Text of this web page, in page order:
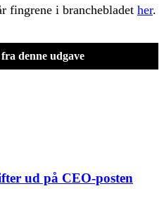
fingrene i branchebladet her.
denne udgave
ud på CEO-posten